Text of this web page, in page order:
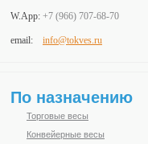
W.App: +7 (966) 707-68-70
email: info@tokves.ru
По назначению
Торговые весы
Конвейерные весы